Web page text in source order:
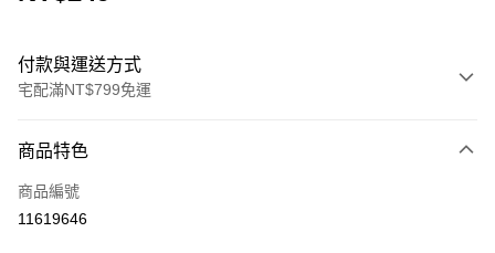
付款與運送方式
宅配滿NT$799免運
icash Pay
信用卡一次付款
商品特色
商品編號
11619646